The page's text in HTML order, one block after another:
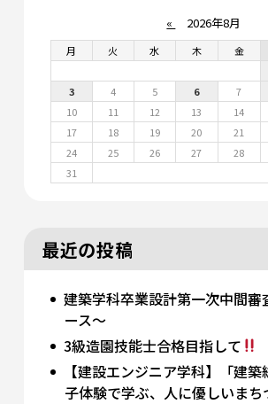
« 2026年8月
月 火 水 木 金
3
4 5 6 7
10
11 12 13 14
17
18 19 20 21
24
25 26 27 28
31
最近の投稿
建築学科卒業設計第一次中間審
ース～
3級造園技能士合格目指して
【建設エンジニア学科】「建
子体験で学ぶ、人に優しいまち